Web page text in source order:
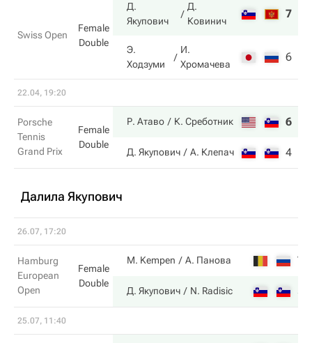
Swiss Open
Female
Double
Д.
Якупович
Д.
Ковинич
7
Э.
Ходзуми
И.
Хромачева
6
22.04, 19:20
Porsche
Tennis
Grand Prix
Female
Double
Р. Атаво К. Среботник 6
Д. Якупович А. Клепач 4
Далила Якупович
26.07, 17:20
Hamburg
European
Open
Female
Double
M. Kempen А. Панова 7
Д. Якупович N. Radisic 5
25.07, 11:40